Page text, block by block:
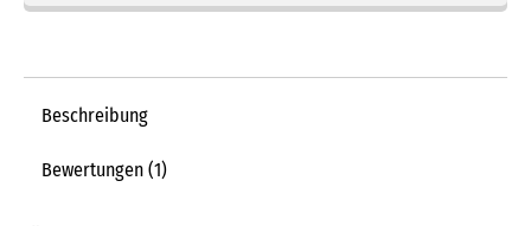
Beschreibung
Bewertungen (1)